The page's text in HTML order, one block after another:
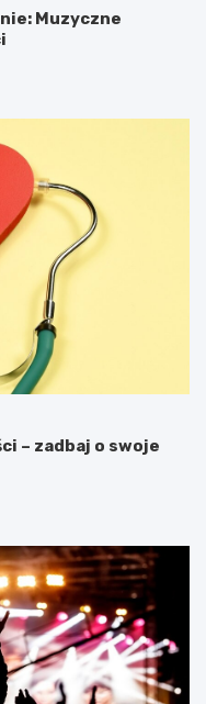
Muzyczne
– zadbaj o swoje